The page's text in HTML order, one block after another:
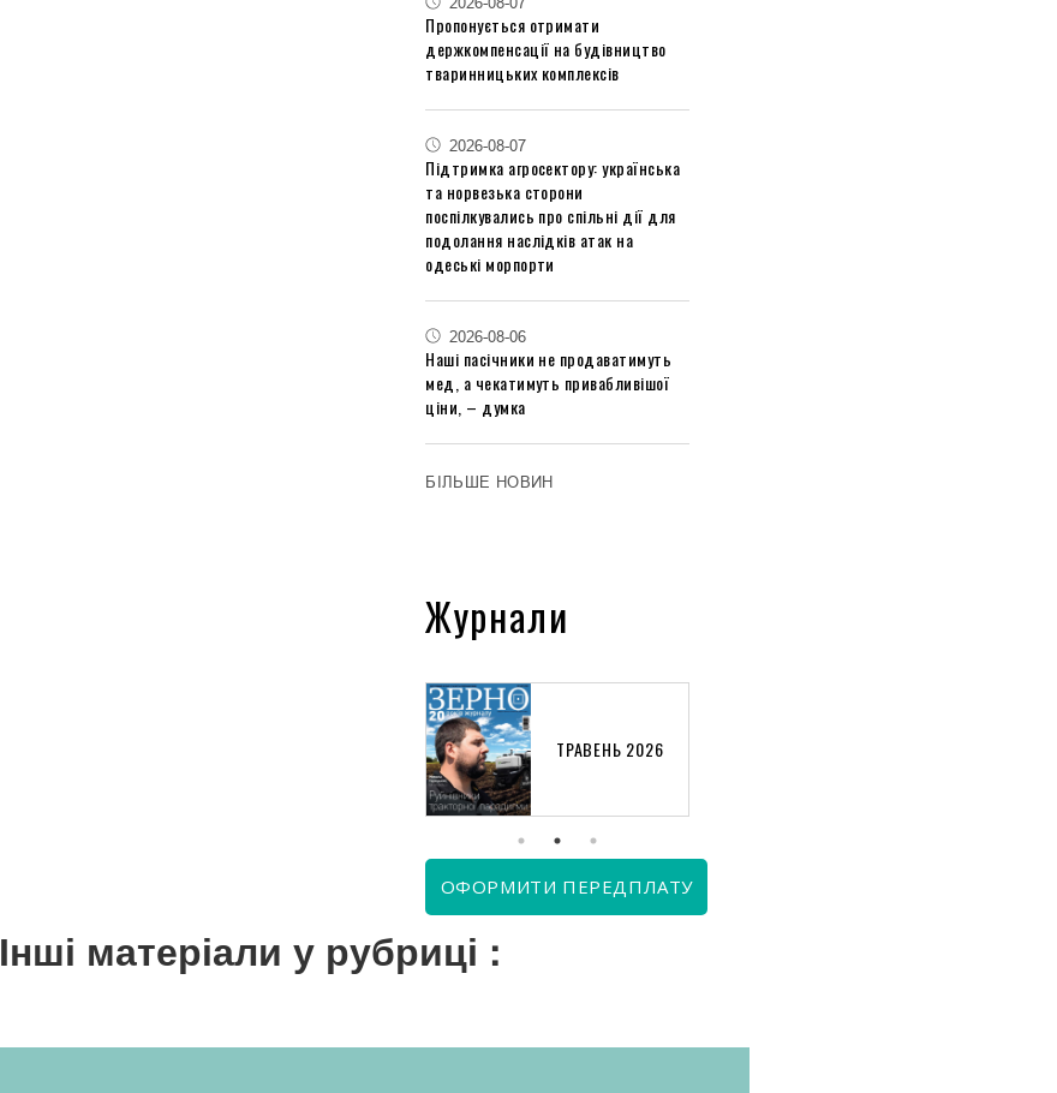
Пропонується отримати
держкомпенсації на будівництво
тваринницьких комплексів
2026-08-07
Підтримка агросектору: українська
та норвезька сторони
поспілкувались про спільні дії для
подолання наслідків атак на
одеські морпорти
2026-08-06
Наші пасічники не продаватимуть
мед, а чекатимуть привабливішої
ціни, – думка
БІЛЬШЕ НОВИН
Журнали
ТРАВЕНЬ 2026
ОФОРМИТИ ПЕРЕДПЛАТУ
Інші матеріали у рубриці :